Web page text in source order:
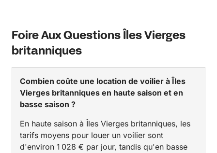
Foire Aux Questions Îles Vierges
britanniques
Combien coûte une location de voilier à Îles
Vierges britanniques en haute saison et en
basse saison ?
En haute saison à Îles Vierges britanniques, les
tarifs moyens pour louer un voilier sont
d'environ 1 028 € par jour, tandis qu'en basse